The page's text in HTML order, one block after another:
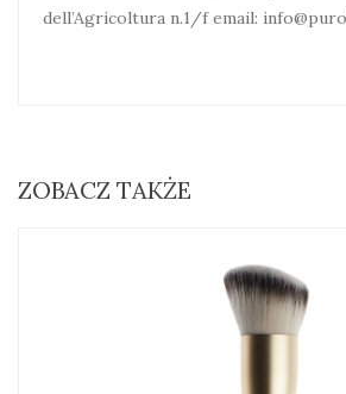
dell’Agricoltura n.1/f email:
ZOBACZ TAKŻE